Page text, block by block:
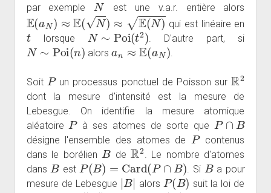
par exemple est une v.a.r. entière alors
E(a )≈ N)≈ E(N
qui est linéaire en
t
lorsque
N∼ Poi t2)
. D'autre part, si
N∼Poi(n)
alors
a n≈E(aN
.
Soit
P
un processus ponctuel de Poisson sur
R2
dont la mesure d'intensité est la mesure de
Lebesgue. On identifie la mesure atomique
aléatoire
P
à ses atomes de sorte que
P∩B
désigne l'ensemble des atomes de
P
contenus
dans le borélien
B
de
R2
. Le nombre d'atomes
dans
B
est
P(B)=Card(P ∩B)
. Si
B
a pour
mesure de Lebesgue
|B|
alors
P(B)
suit la loi de